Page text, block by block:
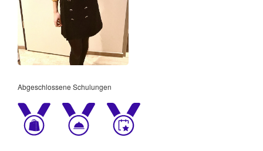
Abgeschlossene Schulungen